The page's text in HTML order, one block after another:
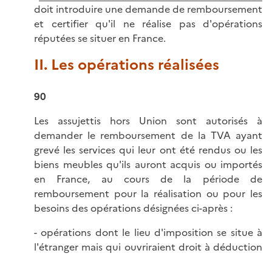
doit introduire une demande de remboursement
et certifier qu'il ne réalise pas d'opérations
réputées se situer en France.
II. Les opérations réalisées
90
Les assujettis hors Union sont autorisés à
demander le remboursement de la TVA ayant
grevé les services qui leur ont été rendus ou les
biens meubles qu'ils auront acquis ou importés
en France, au cours de la période de
remboursement pour la réalisation ou pour les
besoins des opérations désignées ci-après :
- opérations dont le lieu d'imposition se situe à
l'étranger mais qui ouvriraient droit à déduction